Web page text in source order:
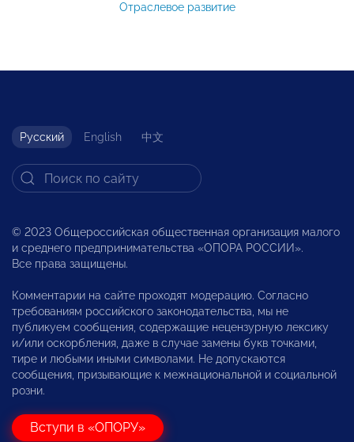
Отраслевое развитие
Русский English 中文
© 2023 Общероссийская общественная организация малого
и среднего предпринимательства «ОПОРА РОССИИ».
Все права защищены.
Комментарии на сайте проходят модерацию. Согласно
требованиям российского законодательства, мы не
публикуем сообщения, содержащие нецензурную лексику
и/или оскорбления, даже в случае замены букв точками,
тире и любыми иными символами. Не допускаются
сообщения, призывающие к межнациональной и социальной
розни.
Вступи в «ОПОРУ»